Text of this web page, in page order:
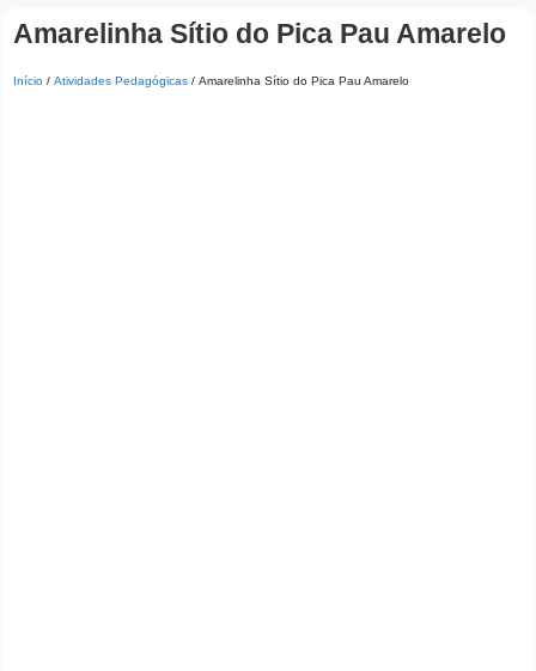
Amarelinha Sítio do Pica Pau Amarelo
Início / Atividades Pedagógicas / Amarelinha Sítio do Pica Pau Amarelo